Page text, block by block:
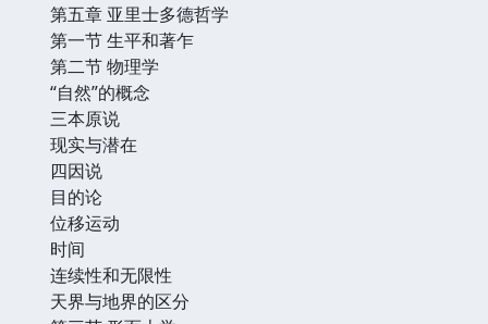
第五章 亚里士多德哲学
第一节 生平和著乍
第二节 物理学
“自然”的概念
三本原说
现实与潜在
四因说
目的论
位移运动
时间
连续性和无限性
天界与地界的区分